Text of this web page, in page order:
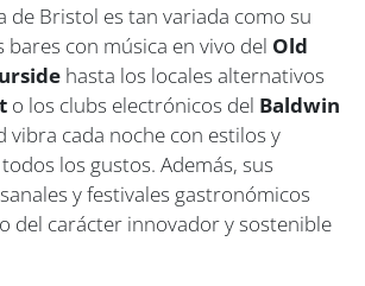
de Bristol es tan variada como su
bares con música en vivo del Old
hasta los locales alternativos
o los clubs electrónicos del Baldwin
vibra cada noche con estilos y
los gustos. Además, sus
y festivales gastronómicos
del carácter innovador y sostenible